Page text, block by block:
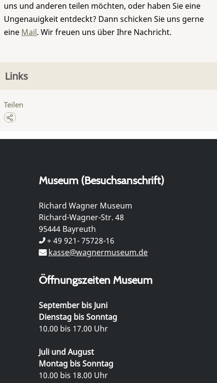
uns und anderen teilen möchten, oder haben Sie eine
Ungenauigkeit entdeckt? Dann schicken Sie uns gerne
eine Mail. Wir freuen uns über Ihre Nachricht.
Links
Teilen
Museum (Besuchsanschrift)
Richard Wagner Museum
Richard-Wagner-Str. 48
95444 Bayreuth
+ 49 921- 75728-16
kasse@wagnermuseum.de
Öffnungszeiten Museum
September bis Juni
Dienstag bis Sonntag
10.00 bis 17.00 Uhr
Juli und August
Montag bis Sonntag
10.00 bis 18.00 Uhr